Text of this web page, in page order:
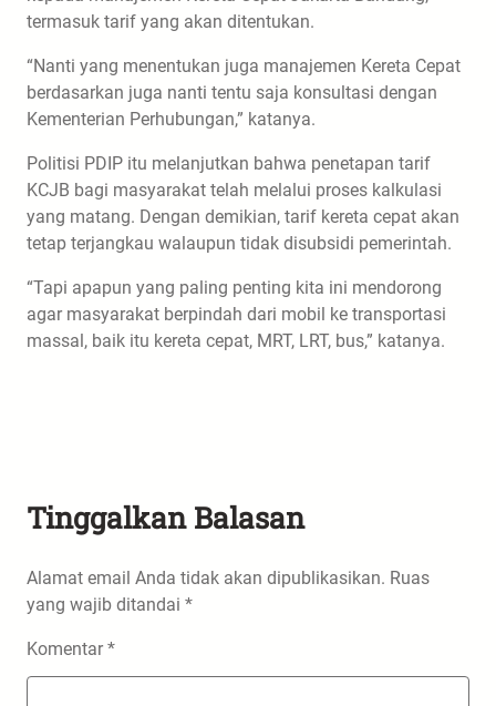
termasuk tarif yang akan ditentukan.
“Nanti yang menentukan juga manajemen Kereta Cepat
berdasarkan juga nanti tentu saja konsultasi dengan
Kementerian Perhubungan,” katanya.
Politisi PDIP itu melanjutkan bahwa penetapan tarif
KCJB bagi masyarakat telah melalui proses kalkulasi
yang matang. Dengan demikian, tarif kereta cepat akan
tetap terjangkau walaupun tidak disubsidi pemerintah.
“Tapi apapun yang paling penting kita ini mendorong
agar masyarakat berpindah dari mobil ke transportasi
massal, baik itu kereta cepat, MRT, LRT, bus,” katanya.
Tinggalkan Balasan
Alamat email Anda tidak akan dipublikasikan. Ruas
yang wajib ditandai *
Komentar*